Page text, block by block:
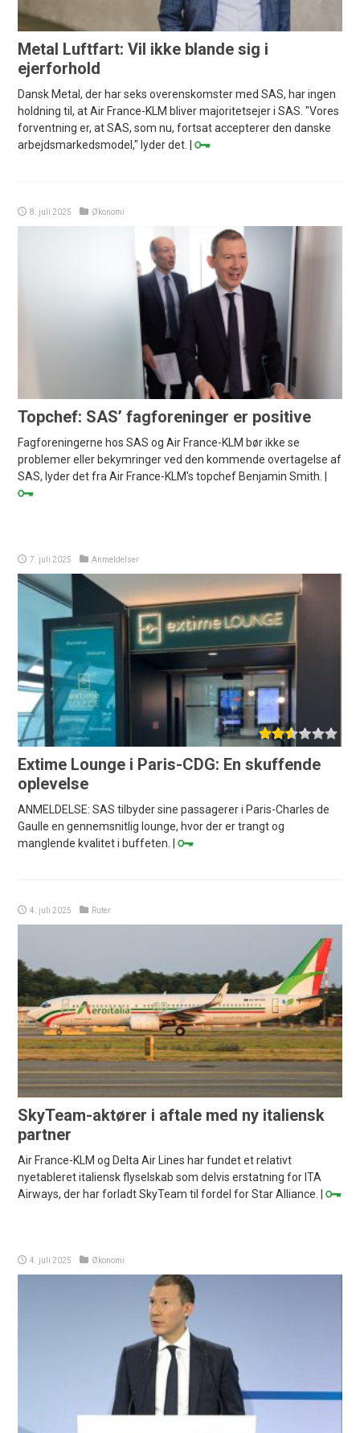
Metal Luftfart: Vil ikke blande sig i
ejerforhold
Dansk Metal, der har seks overenskomster med SAS, har ingen
holdning til, at Air France-KLM bliver majoritetsejer i SAS. "Vores
forventning er, at SAS, som nu, fortsat accepterer den danske
arbejdsmarkedsmodel," lyder det. |
8. juli 2025 Økonomi
Topchef: SAS’ fagforeninger er positive
Fagforeningerne hos SAS og Air France-KLM bør ikke se
problemer eller bekymringer ved den kommende overtagelse af
SAS, lyder det fra Air France-KLM's topchef Benjamin Smith. |
7. juli 2025 Anmeldelser
Extime Lounge i Paris-CDG: En skuffende
oplevelse
ANMELDELSE: SAS tilbyder sine passagerer i Paris-Charles de
Gaulle en gennemsnitlig lounge, hvor der er trangt og
manglende kvalitet i buffeten. |
4. juli 2025 Ruter
SkyTeam-aktører i aftale med ny italiensk
partner
Air France-KLM og Delta Air Lines har fundet et relativt
nyetableret italiensk flyselskab som delvis erstatning for ITA
Airways, der har forladt SkyTeam til fordel for Star Alliance. |
4. juli 2025 Økonomi